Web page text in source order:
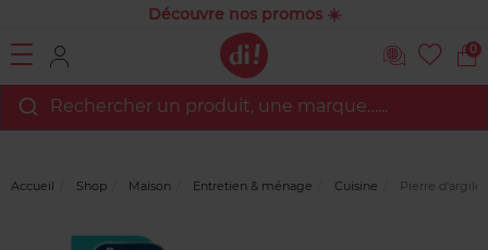
Découvre nos promos ☀️
0
Rechercher un produit, une marque…...
Accueil Shop Maison Entretien & ménage Cuisine Pierre d'argile